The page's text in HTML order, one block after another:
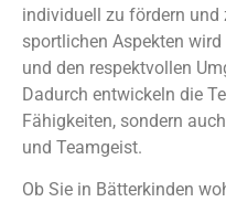
individuell zu fördern und
sportlichen Aspekten
und den respektvollen
Dadurch entwickeln die
Fähigkeiten, sondern
und Teamgeist.
Ob Sie in Bätterkinden